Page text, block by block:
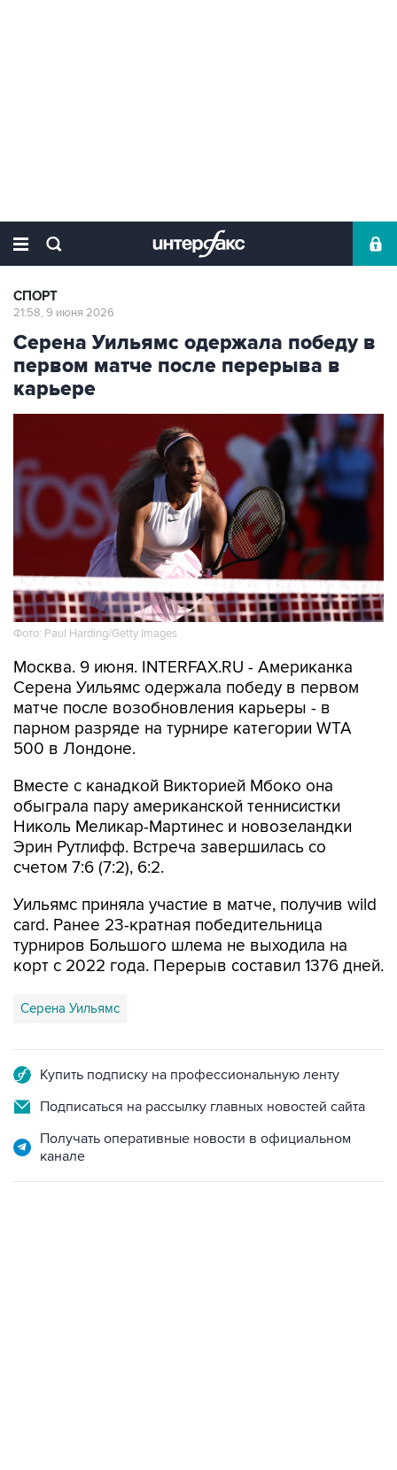
СПОРТ
21:58, 9 июня 2026
Серена Уильямс одержала победу в
первом матче после перерыва в
карьере
Фото: Paul Harding/Getty Images
Москва. 9 июня. INTERFAX.RU - Американка
Серена Уильямс одержала победу в первом
матче после возобновления карьеры - в
парном разряде на турнире категории WTA
500 в Лондоне.
Вместе с канадкой Викторией Мбоко она
обыграла пару американской теннисистки
Николь Меликар-Мартинес и новозеландки
Эрин Рутлифф. Встреча завершилась со
счетом 7:6 (7:2), 6:2.
Уильямс приняла участие в матче, получив wild
card. Ранее 23-кратная победительница
турниров Большого шлема не выходила на
корт с 2022 года. Перерыв составил 1376 дней.
Серена Уильямс
Купить подписку на профессиональную ленту
Подписаться на рассылку главных новостей сайта
Получать оперативные новости в официальном
канале